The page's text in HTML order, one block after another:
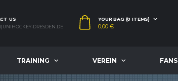
US
DRESDEN.DE
YOUR BAG (0 ITEMS)
0,00€
TRAINING VEREIN FANS